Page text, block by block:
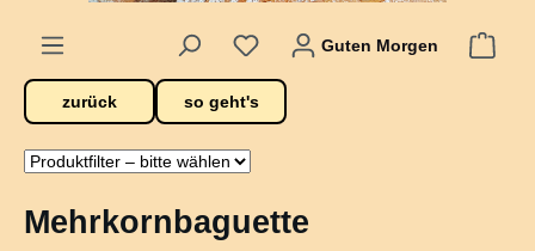
Guten Morgen
zurück so geht's
Mehrkornbaguette